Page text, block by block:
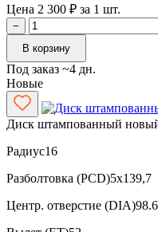
Цена 2 300 ₽ за 1 шт.
−
В корзину
Под заказ ~4 дн.
Новые
Диск штампованный
Радиус16
Разболтовка (PCD)5x139,7
Центр. отверстие (DIA)98.6